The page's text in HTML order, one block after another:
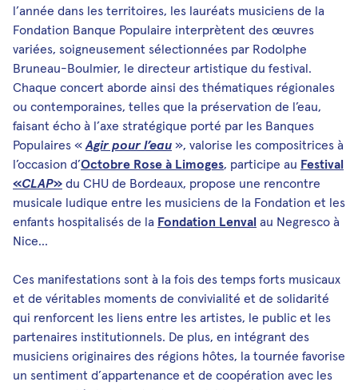
l’année dans les territoires, les lauréats musiciens de la
Fondation Banque Populaire interprètent des œuvres
variées, soigneusement sélectionnées par Rodolphe
Bruneau-Boulmier, le directeur artistique du festival.
Chaque concert aborde ainsi des thématiques régionales
ou contemporaines, telles que la préservation de l’eau,
faisant écho à l’axe stratégique porté par les Banques
Populaires « Agir pour l’eau », valorise les compositrices à
l’occasion d’Octobre Rose à Limoges, participe au Festival
«CLAP» du CHU de Bordeaux, propose une rencontre
musicale ludique entre les musiciens de la Fondation et les
enfants hospitalisés de la Fondation Lenval au Negresco à
Nice…
Ces manifestations sont à la fois des temps forts musicaux
et de véritables moments de convivialité et de solidarité
qui renforcent les liens entre les artistes, le public et les
partenaires institutionnels. De plus, en intégrant des
musiciens originaires des régions hôtes, la tournée favorise
un sentiment d’appartenance et de coopération avec les